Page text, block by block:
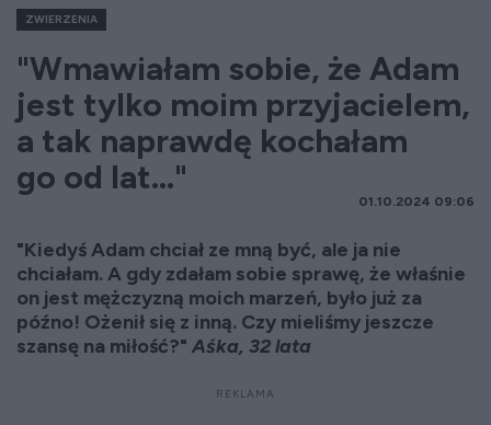
ZWIERZENIA
"Wmawiałam sobie, że Adam
jest tylko moim przyjacielem,
a tak naprawdę kochałam
go od lat..."
01.10.2024 09:06
"Kiedyś Adam chciał ze mną być, ale ja nie
chciałam. A gdy zdałam sobie sprawę, że właśnie
on jest mężczyzną moich marzeń, było już za
późno! Ożenił się z inną. Czy mieliśmy jeszcze
szansę na miłość?" Aśka, 32 lata